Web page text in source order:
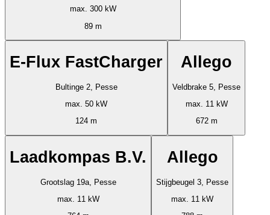
max. 300 kW
89 m
E-Flux FastCharger
Bultinge 2, Pesse
max. 50 kW
124 m
Allego
Veldbrake 5, Pesse
max. 11 kW
672 m
Laadkompas B.V.
Grootslag 19a, Pesse
max. 11 kW
Allego
Stijgbeugel 3, Pesse
max. 11 kW